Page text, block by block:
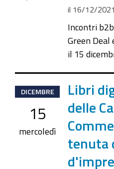
il 16/12/2021
Incontri
Green Deal
il 15
2021-
12-
15T15:00:00+01:00
2021-
15T16:30:00+01:00
DICEMBRE
15
mercoledì
Libri
delle
tenuta